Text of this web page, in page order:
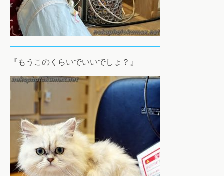
『もうこのくらいでいいでしょ？』